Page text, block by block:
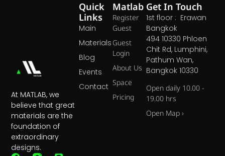
At MATLAB, we
believe that great
materials are the
foundation of
extraordinary
designs.
Matlab
Register
Guest
Guest
Login
About Us
Space
Pricing
Quick
Links
Main
Materials
Blog
Events
Contact
Get In Touch
1st floor : Erawan
Bangkok
494 10330 Phloen
Chit Rd, Lumphini,
Pathum Wan,
Bangkok 10330
Open daily 10.00 -
19.00 hrs
Open Map ›